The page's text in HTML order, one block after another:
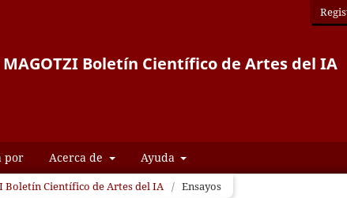
MAGOTZI Boletín Científico de Artes del IA
por Acerca de Ayuda
Boletín Científico de Artes del IA / Ensayos